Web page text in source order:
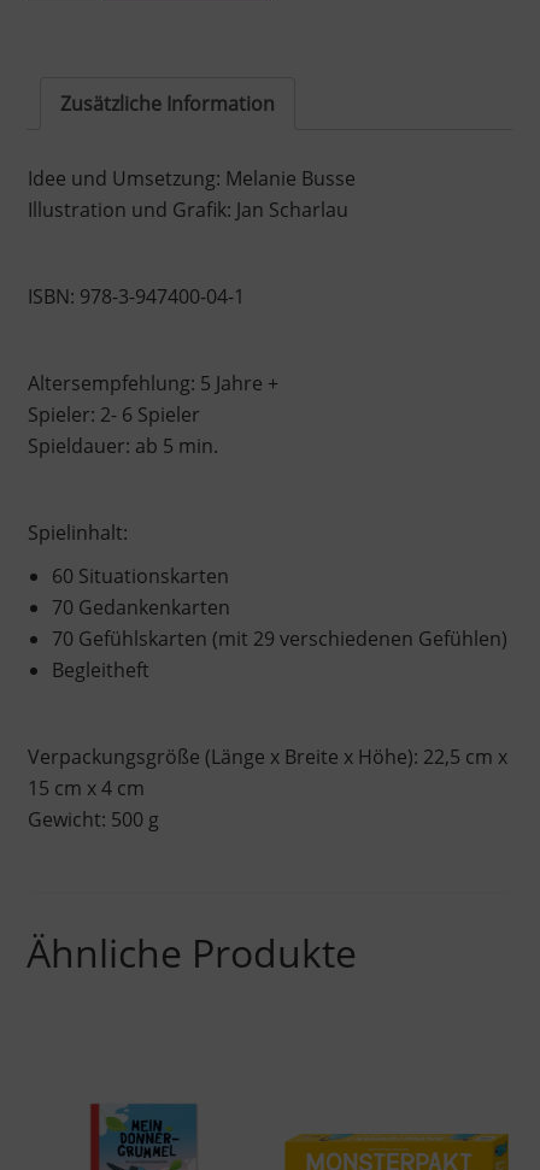
Zusätzliche Information
Idee und Umsetzung: Melanie Busse
Illustration und Grafik: Jan Scharlau
ISBN: 978-3-947400-04-1
Altersempfehlung: 5 Jahre +
Spieler: 2- 6 Spieler
Spieldauer: ab 5 min.
Spielinhalt:
60 Situationskarten
70 Gedankenkarten
70 Gefühlskarten (mit 29 verschiedenen Gefühlen)
Begleitheft
Verpackungsgröße (Länge x Breite x Höhe): 22,5 cm x
15 cm x 4 cm
Gewicht: 500 g
Ähnliche Produkte